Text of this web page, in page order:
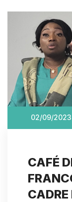
02/09/2023
CAFÉ
CADRE